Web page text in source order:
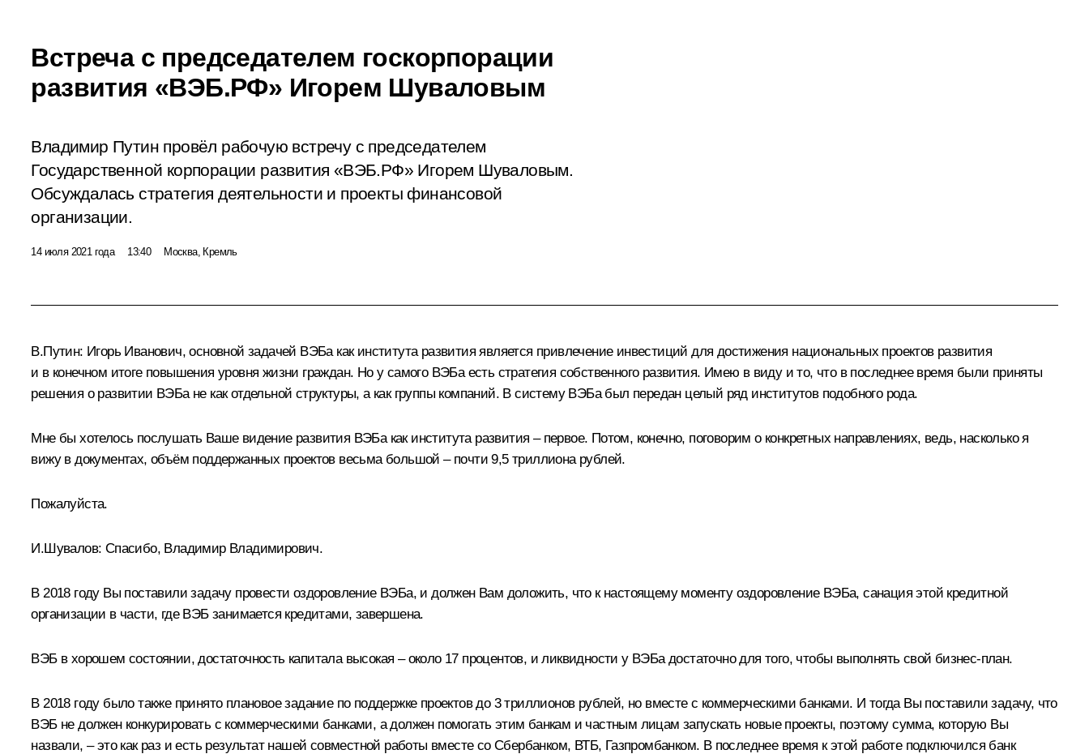
Встреча с председателем госкорпорации
развития «ВЭБ.РФ» Игорем Шуваловым
Владимир Путин провёл рабочую встречу с председателем
Государственной корпорации развития «ВЭБ.РФ» Игорем Шуваловым.
Обсуждалась стратегия деятельности и проекты финансовой
организации.
14 июля 2021 года 13:40 Москва, Кремль
В.Путин: Игорь Иванович, основной задачей ВЭБа как института развития является привлечение инвестиций для достижения национальных проектов развития
и в конечном итоге повышения уровня жизни граждан. Но у самого ВЭБа есть стратегия собственного развития. Имею в виду и то, что в последнее время были приняты
решения о развитии ВЭБа не как отдельной структуры, а как группы компаний. В систему ВЭБа был передан целый ряд институтов подобного рода.
Мне бы хотелось послушать Ваше видение развития ВЭБа как института развития – первое. Потом, конечно, поговорим о конкретных направлениях, ведь, насколько я
вижу в документах, объём поддержанных проектов весьма большой – почти 9,5 триллиона рублей.
Пожалуйста.
И.Шувалов: Спасибо, Владимир Владимирович.
В 2018 году Вы поставили задачу провести оздоровление ВЭБа, и должен Вам доложить, что к настоящему моменту оздоровление ВЭБа, санация этой кредитной
организации в части, где ВЭБ занимается кредитами, завершена.
ВЭБ в хорошем состоянии, достаточность капитала высокая – около 17 процентов, и ликвидности у ВЭБа достаточно для того, чтобы выполнять свой бизнес-план.
В 2018 году было также принято плановое задание по поддержке проектов до 3 триллионов рублей, но вместе с коммерческими банками. И тогда Вы поставили задачу, что
ВЭБ не должен конкурировать с коммерческими банками, а должен помогать этим банкам и частным лицам запускать новые проекты, поэтому сумма, которую Вы
назвали, – это как раз и есть результат нашей совместной работы вместе со Сбербанком, ВТБ, Газпромбанком. В последнее время к этой работе подключился банк